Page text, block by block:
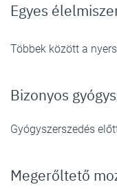
Egyes
Többek között a
Bizonyos
Gyógyszerszedés
Megerőltető